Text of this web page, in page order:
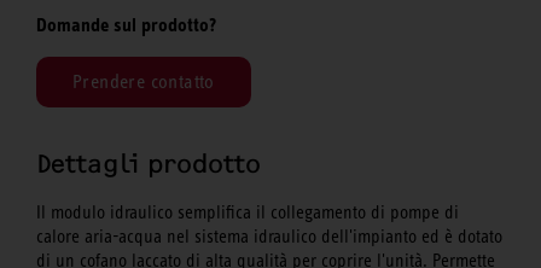
Domande sul prodotto?
Prendere contatto
Dettagli prodotto
Il modulo idraulico semplifica il collegamento di pompe di
calore aria-acqua nel sistema idraulico dell'impianto ed è dotato
di un cofano laccato di alta qualità per coprire l'unità. Permette